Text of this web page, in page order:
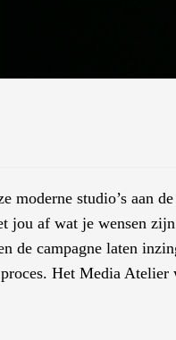
studio’s aan
af wat je wensen
de campagne laten
Het Media Atelier